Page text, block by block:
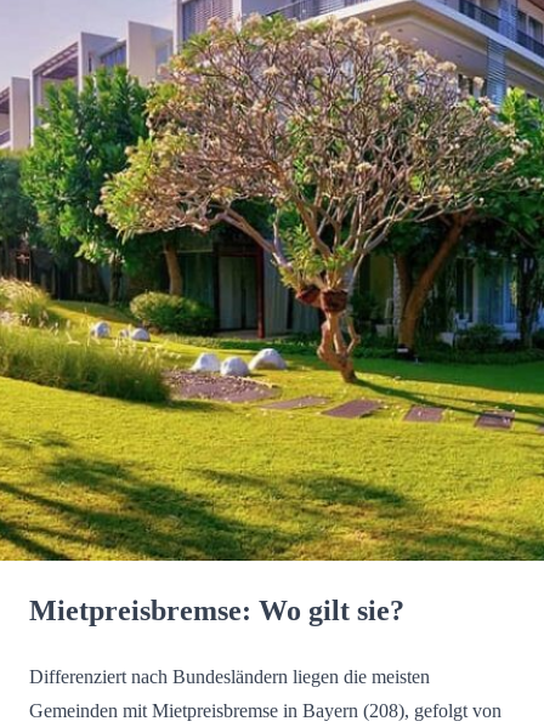
Mietpreisbremse: Wo gilt sie?
Differenziert nach Bundesländern liegen die meisten
Gemeinden mit Mietpreisbremse in Bayern (208), gefolgt von